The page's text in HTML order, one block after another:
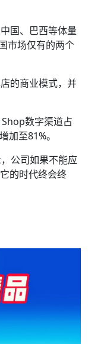
国、巴西等体量
市场仅有的两个
的商业模式，并
数字渠道占
加至81%。
公司如果不能应
的时代终会终